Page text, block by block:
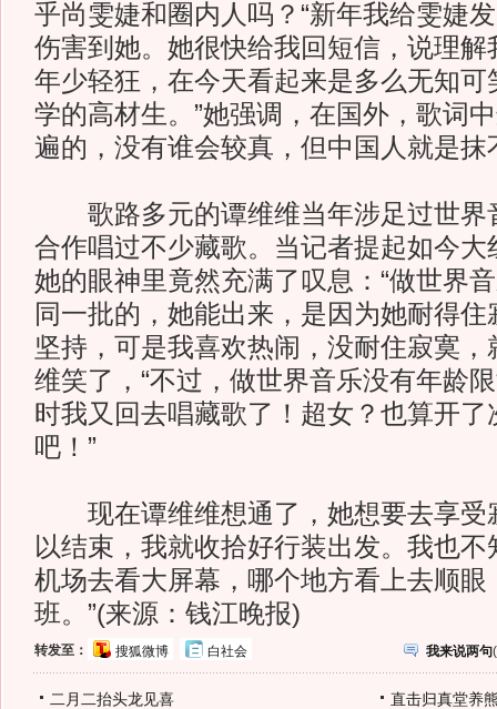
乎尚雯婕和圈内人吗？“新年我给雯婕
伤害到她。她很快给我回短信，说理解
年少轻狂，在今天看起来是多么无知可
学的高材生。”她强调，在国外，歌词
遍的，没有谁会较真，但中国人就是抹
歌路多元的谭维维当年涉足过世界
合作唱过不少藏歌。当记者提起如今大
她的眼神里竟然充满了叹息：“做世界
同一批的，她能出来，是因为她耐得
坚持，可是我喜欢热闹，没耐住寂寞，
维笑了，“不过，做世界音乐没有年龄
时我又回去唱藏歌了！超女？也算开了
吧！”
现在谭维维想通了，她想要去享受
以结束，我就收拾好行装出发。我也
机场去看大屏幕，哪个地方看上去顺眼
班。”(来源：钱江晚报)
转发至： 搜狐微博 白社会 我来说两句(
二月二抬头龙见喜 直击归真堂养